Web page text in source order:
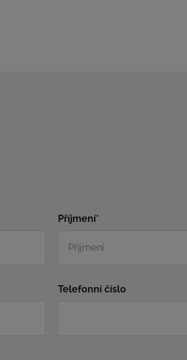
Příjmení*
Telefonní číslo